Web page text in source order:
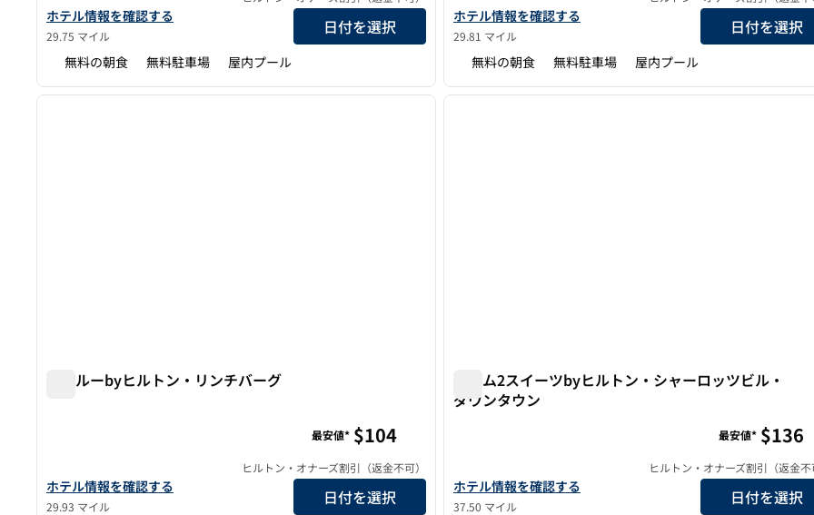
ハンプトン・イン＆スイーツ・リンチバーグ・ホテルの詳細を表示
ホテル情報を確認する
29.75 マイル 日付を選択
無料の朝食 無料駐車場 屋内プール
ホーム2スイーツbyヒルトン・リンチバーグの詳細を表示
ホテル情報を確認する
29.81 マイル 日付を選択
無料の朝食 無料駐車場 屋内プール
1/12
1/12
次の画像
トゥルーbyヒルトン・リンチバーグ
トゥルーbyヒルトン・リンチバーグの詳細を表示
ホテル情報を確認する
29.93 マイル
最安値* $104
ヒルトン・オナーズ割引（返金不可）
日付を選択
1
1/12
ホーム2スイーツbyヒルトン・シャーロッツビル・
ダウンタウン
ホーム2スイーツbyヒルトン・シャーロッツビル・ダウンタウ
ホテル情報を確認する
37.50 マイル
最安値* $136
ヒルトン・オナーズ割引（返金不
日付を選択